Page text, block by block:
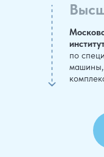
по
машины,